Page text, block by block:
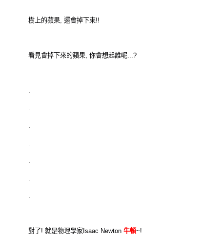
樹上的蘋果, 還會掉下來!!
看見會掉下來的蘋果, 你會想起誰呢...?
對了! 就是物理學家Isaac Newton 牛頓~!